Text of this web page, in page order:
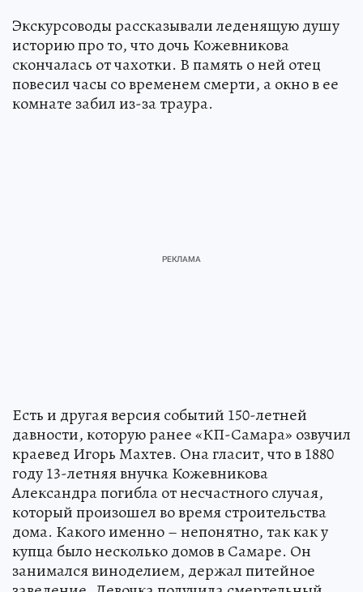
Экскурсоводы рассказывали леденящую душу
историю про то, что дочь Кожевникова
скончалась от чахотки. В память о ней отец
повесил часы со временем смерти, а окно в ее
комнате забил из-за траура.
Есть и другая версия событий 150-летней
давности, которую ранее «КП-Самара» озвучил
краевед Игорь Махтев. Она гласит, что в 1880
году 13-летняя внучка Кожевникова
Александра погибла от несчастного случая,
который произошел во время строительства
дома. Какого именно – непонятно, так как у
купца было несколько домов в Самаре. Он
занимался виноделием, держал питейное